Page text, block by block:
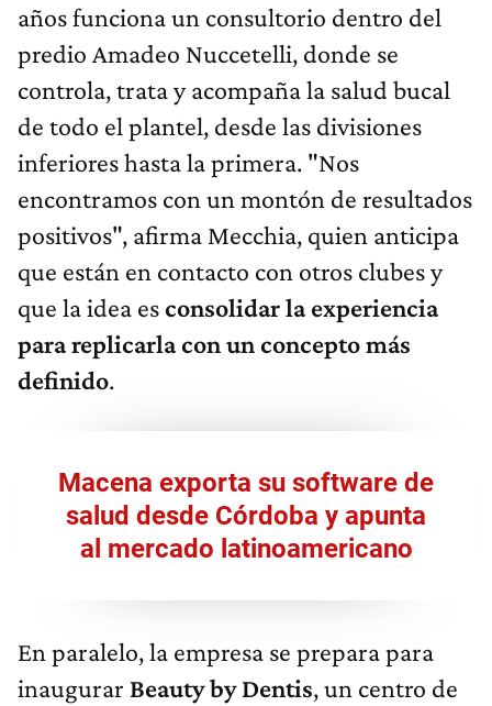
años funciona un consultorio dentro del
predio Amadeo Nuccetelli, donde se
controla, trata y acompaña la salud bucal
de todo el plantel, desde las divisiones
inferiores hasta la primera. "Nos
encontramos con un montón de resultados
positivos", afirma Mecchia, quien anticipa
que están en contacto con otros clubes y
que la idea esconsolidar la experiencia
para replicarla con un concepto más
definido.
Macena exporta su software de
salud desde Córdoba y apunta
al mercado latinoamericano
En paralelo, la empresa se prepara para
inaugurar Beauty by Dentis, un centro de